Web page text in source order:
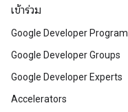
เข้าร่วม
Google Developer Program
Google Developer Groups
Google Developer Experts
Accelerators